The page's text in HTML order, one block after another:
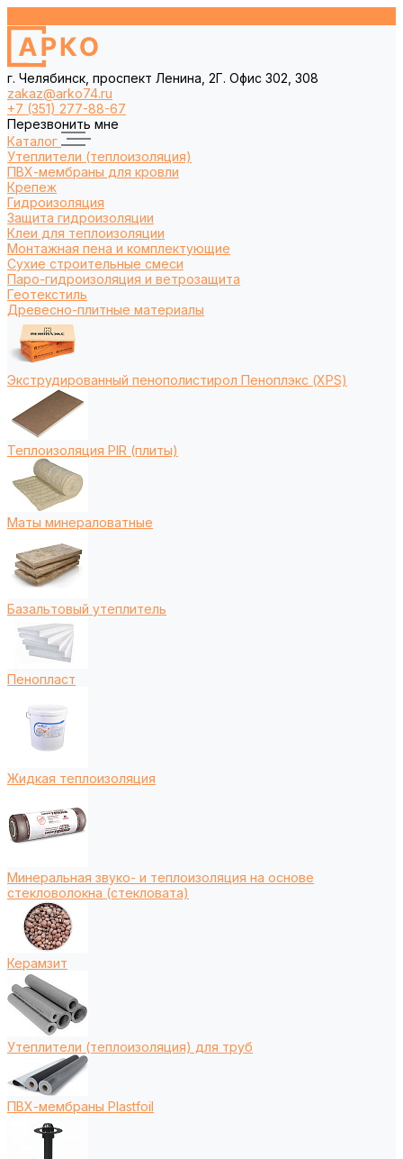
г. Челябинск, проспект Ленина, 2Г. Офис 302, 308
zakaz@arko74.ru
+7 (351) 277-88-67
Перезвонить мне
Каталог
Утеплители (теплоизоляция)
ПВХ-мембраны для кровли
Крепеж
Гидроизоляция
Защита гидроизоляции
Клеи для теплоизоляции
Монтажная пена и комплектующие
Сухие строительные смеси
Паро-гидроизоляция и ветрозащита
Геотекстиль
Древесно-плитные материалы
Экструдированный пенополистирол Пеноплэкс (XPS)
Теплоизоляция PIR (плиты)
Маты минераловатные
Базальтовый утеплитель
Пенопласт
Жидкая теплоизоляция
Минеральная звуко- и теплоизоляция на основе
стекловолокна (стекловата)
Керамзит
Утеплители (теплоизоляция) для труб
ПВХ-мембраны Plastfoil